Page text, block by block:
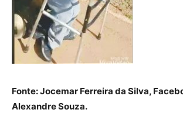
Fonte: Jocemar Ferreira da Silva,
Alexandre Souza.